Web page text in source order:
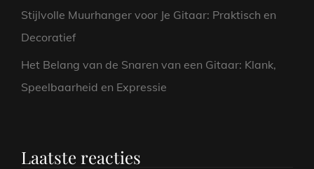
Stijlvolle Muurhanger voor Je Gitaar: Praktisch en
Decoratief
Het Belang van de Snaren van een Gitaar: Klank,
Speelbaarheid en Expressie
Laatste reacties